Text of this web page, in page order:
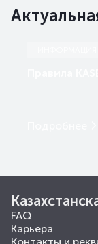
FAQ
Карьера